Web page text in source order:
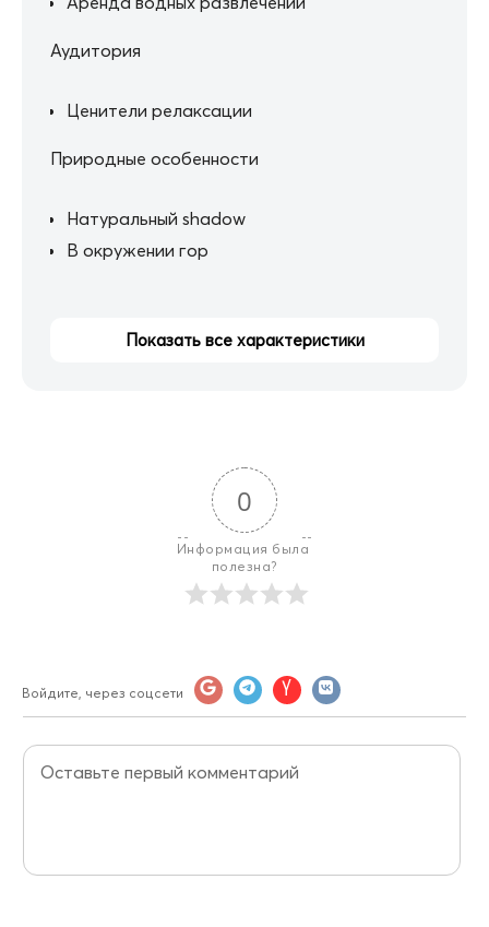
Аудитория
Ценители релаксации
Природные особенности
Натуральный shadow
В окружении гор
Показать все характеристики
0
Информация была
полезна?
Войдите, через соцсети